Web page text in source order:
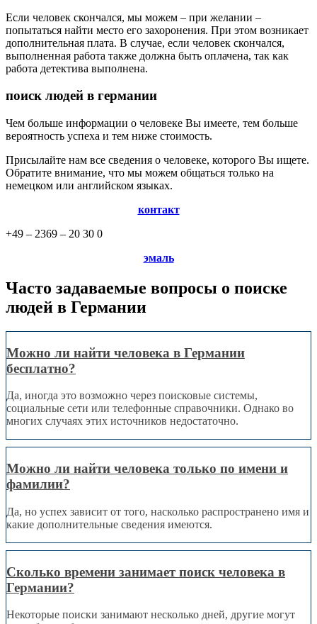
Если человек скончался, мы можем – при желании –
попытаться найти место его захоронения. При этом возникает
дополнительная плата. В случае, если человек скончался,
выполненная работа также должна быть оплачена, так как
работа детектива выполнена.
поиск людей в германии
Чем больше информации о человеке Вы имеете, тем больше
вероятность успеха и тем ниже стоимость.
Присылайте нам все сведения о человеке, которого Вы ищете.
Обратите внимание, что мы можем общаться только на
немецком или английском языках.
контакт
+49 – 2369 – 20 30 0
эмаль
Часто задаваемые вопросы о поиске
людей в Германии
Можно ли найти человека в Германии
бесплатно?
Да, иногда это возможно через поисковые системы,
социальные сети или телефонные справочники. Однако во
многих случаях этих источников недостаточно.
Можно ли найти человека только по имени и
фамилии?
Да, но успех зависит от того, насколько распространено имя и
какие дополнительные сведения имеются.
Сколько времени занимает поиск человека в
Германии?
Некоторые поиски занимают несколько дней, другие могут